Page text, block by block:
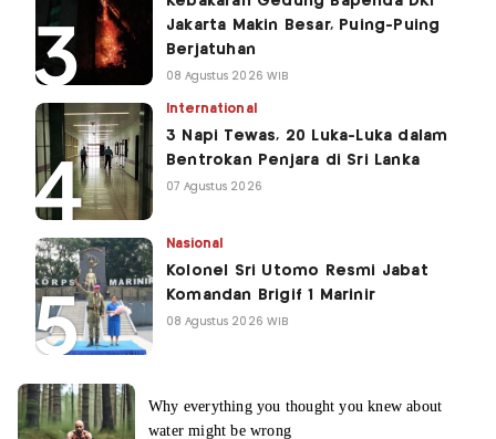
Jakarta Makin Besar, Puing-Puing
Berjatuhan
08 Agustus 2026 WIB
International
3 Napi Tewas, 20 Luka-Luka dalam
Bentrokan Penjara di Sri Lanka
07 Agustus 2026
Nasional
Kolonel Sri Utomo Resmi Jabat
Komandan Brigif 1 Marinir
08 Agustus 2026 WIB